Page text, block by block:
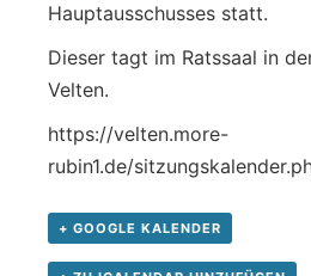
Hauptausschusses statt.
Dieser tagt im Ratssaal in
Velten.
https://velten.more-
rubin1.de/
+ GOOGLE KALENDER